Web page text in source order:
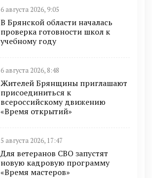
6 августа 2026, 9:05
В Брянской области началась
проверка готовности школ к
учебному году
6 августа 2026, 8:48
Жителей Брянщины приглашают
присоединиться к
всероссийскому движению
«Время открытий»
5 августа 2026, 17:47
Для ветеранов СВО запустят
новую кадровую программу
«Время мастеров»